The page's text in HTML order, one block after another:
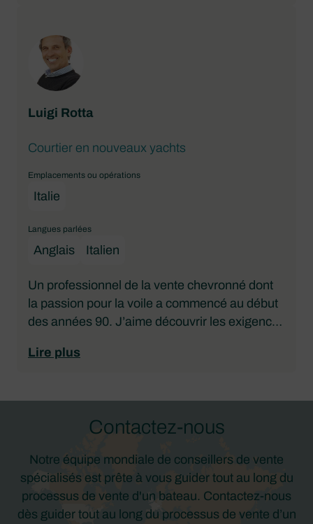
en 2014. J’y occupe aujourd’hui les fonctions
de Responsable des ventes Europe et de
Directeur du service bateaux d’occasion pour
Luigi Rotta
Courtier en nouveaux yachts
Emplacements ou opérations
Italie
Langues parlées
Anglais Italien
Un professionnel de la vente chevronné dont
la passion pour la voile a commencé au début
des années 90. J’aime découvrir les exigences
idéal ou le programme de gestion locative de
Lire plus
Contactez-nous
Notre équipe mondiale de conseillers de vente
spécialisés est prête à vous guider tout au long du
processus de vente d'un bateau. Contactez-nous
dès guider tout au long du processus de vente d’un